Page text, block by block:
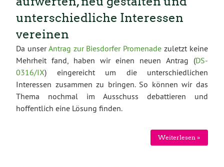
unterschiedliche Interessen
vereinen
Da unserAntrag zur Biesdorfer Promenade zuletzt keine
Mehrheit fand, haben wir einen neuen Antrag (DS-
0316/IX) eingereicht um die unterschiedlichen
Interessen zusammen zu bringen. So können wir das
Thema nochmal im Ausschuss debattieren und
hoffentlich eine Lösung finden.
Weiterlesen »